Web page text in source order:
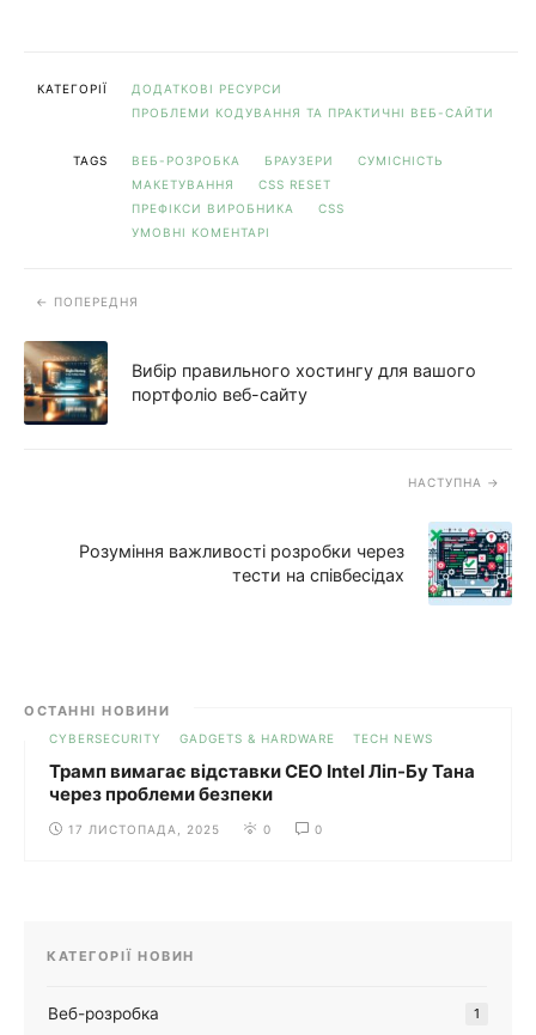
КАТЕГОРІЇ
ДОДАТКОВІ РЕСУРСИ
ПРОБЛЕМИ КОДУВАННЯ ТА ПРАКТИЧНІ ВЕБ-САЙТИ
TAGS ВЕБ-РОЗРОБКА БРАУЗЕРИ
СУМІСНІСТЬ
МАКЕТУВАННЯ
CSS RESET
ПРЕФІКСИ ВИРОБНИКА
CSS
УМОВНІ КОМЕНТАРІ
ПОПЕРЕДНЯ
Вибір правильного хостингу для вашого
портфоліо веб-сайту
НАСТУПНА
Розуміння важливості розробки через
тести на співбесідах
ОСТАННІ НОВИНИ
CYBERSECURITY GADGETS & HARDWARE TECH NEWS
Трамп вимагає відставки CEO Intel Ліп-Бу Тана
через проблеми безпеки
17 ЛИСТОПАДА, 2025 0 0
КАТЕГОРІЇ НОВИН
Веб-розробка 1